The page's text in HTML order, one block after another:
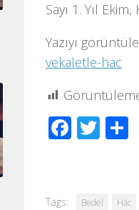
Sayı 1. Yıl
Yazıyı
vekaletle-hac
Tags: Bedel Hac